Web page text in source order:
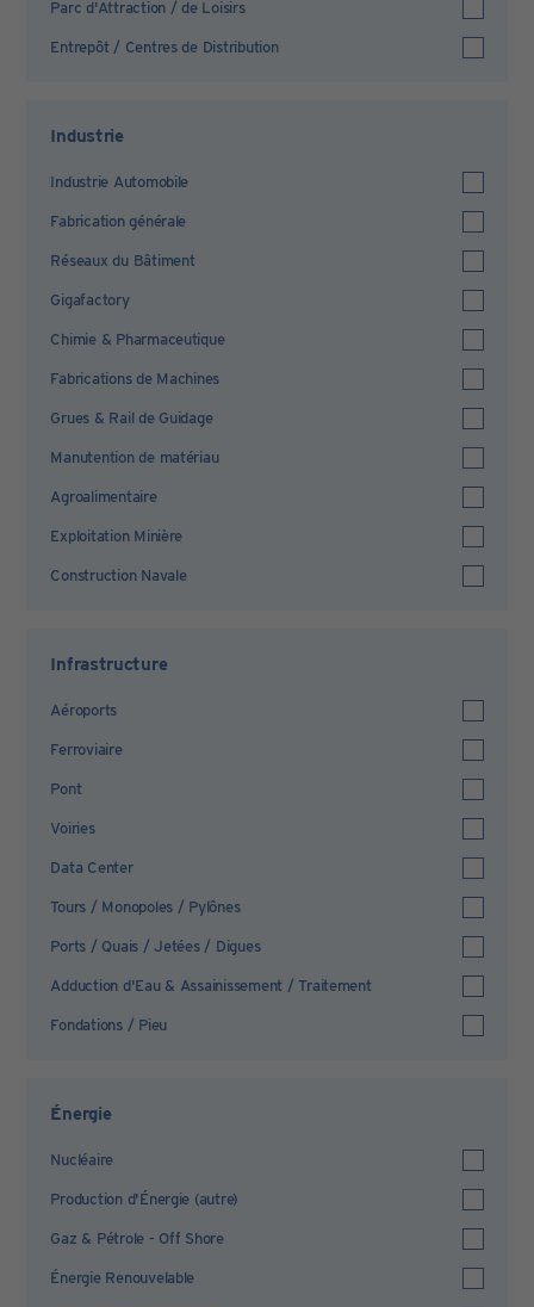
Parc d'Attraction / de Loisirs
Entrepôt / Centres de Distribution
Industrie
Industrie Automobile
Fabrication générale
Réseaux du Bâtiment
Gigafactory
Chimie & Pharmaceutique
Fabrications de Machines
Grues & Rail de Guidage
Manutention de matériau
Agroalimentaire
Exploitation Minière
Construction Navale
Infrastructure
Aéroports
Ferroviaire
Pont
Voiries
Data Center
Tours / Monopoles / Pylônes
Ports / Quais / Jetées / Digues
Adduction d'Eau & Assainissement / Traitement
Fondations / Pieu
Énergie
Nucléaire
Production d'Énergie (autre)
Gaz & Pétrole - Off Shore
Énergie Renouvelable